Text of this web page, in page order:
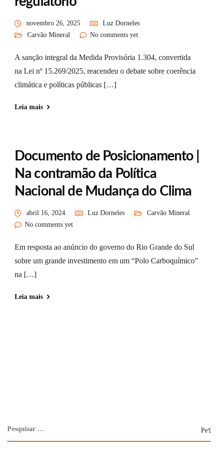
novembro 26, 2025
Luz Dorneles
Carvão Mineral
No comments yet
A sanção integral da Medida Provisória 1.304, convertida
na Lei nº 15.269/2025, reacendeu o debate sobre coerência
climática e políticas públicas […]
Leia mais
Documento de Posicionamento |
Na contramão da Política
Nacional de Mudança do Clima
abril 16, 2024 Luz Dorneles
Carvão Mineral
No comments yet
Em resposta ao anúncio do governo do Rio Grande do Sul
sobre um grande investimento em um “Polo Carboquímico”
na […]
Leia mais